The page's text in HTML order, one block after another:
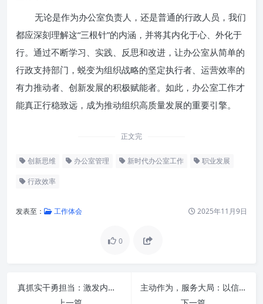
无论是作为办公室负责人，还是普通的行政人员，我们
都应深刻理解这“三根针”的内涵，并将其内化于心、外化于
行。通过不断学习、实践、反思和改进，让办公室从简单的
行政支持部门，蜕变为组织战略的坚定执行者、运营效率的
有力推动者、创新发展的积极赋能者。如此，办公室工作才
能真正行稳致远，成为推动组织高质量发展的重要引擎。
正文完
创新思维 办公室管理 新时代办公室工作 职业发展
行政效率
发表至： 工作体会 2025年11月9日
0
真抓实干勇担当：激发内生动力，奋发有为促发展新格局
主动作为，服务大局：以信息化赋能办公厅工作现代化之路
紧扣“第一根针”：高举政治站